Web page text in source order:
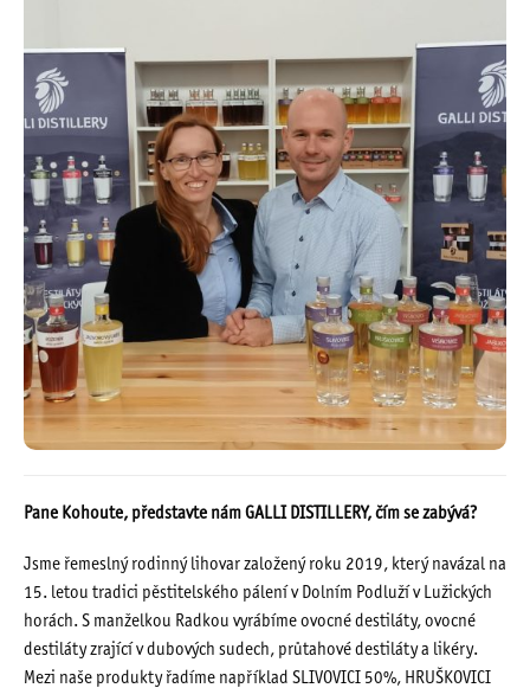
Právě to se povedlo rodinnému lihovaru GALLI
DISTILLERY z Dolního Podluží, který stojí za
výrobou ručně vyráběných destilátů a likérů z
těch nejlepších surovin. Majitelé Radka a Zdeněk
Kohoutovi přijali výzvu vytvořit speciální nápoj
jako merch Hřebenovky – a výsledkem je
originální Višňový gin likér 25%. Přinášíme vám
rozhovor se Zdeňkem Kohoutem, který nám
pověděl o vzniku lihovaru, o výrobním procesu i o
vzniku likéru pro Hřebenovku.
Pane Kohoute, představte nám GALLI DISTILLERY, čím se zabývá?
Jsme řemeslný rodinný lihovar založený roku 2019, který navázal na
15. letou tradici pěstitelského pálení v Dolním Podluží v Lužických
horách. S manželkou Radkou vyrábíme ovocné destiláty, ovocné
destiláty zrající v dubových sudech, průtahové destiláty a likéry.
Mezi naše produkty řadíme například SLIVOVICI 50%, HRUŠKOVICI